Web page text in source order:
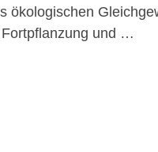
ökologischen
und …